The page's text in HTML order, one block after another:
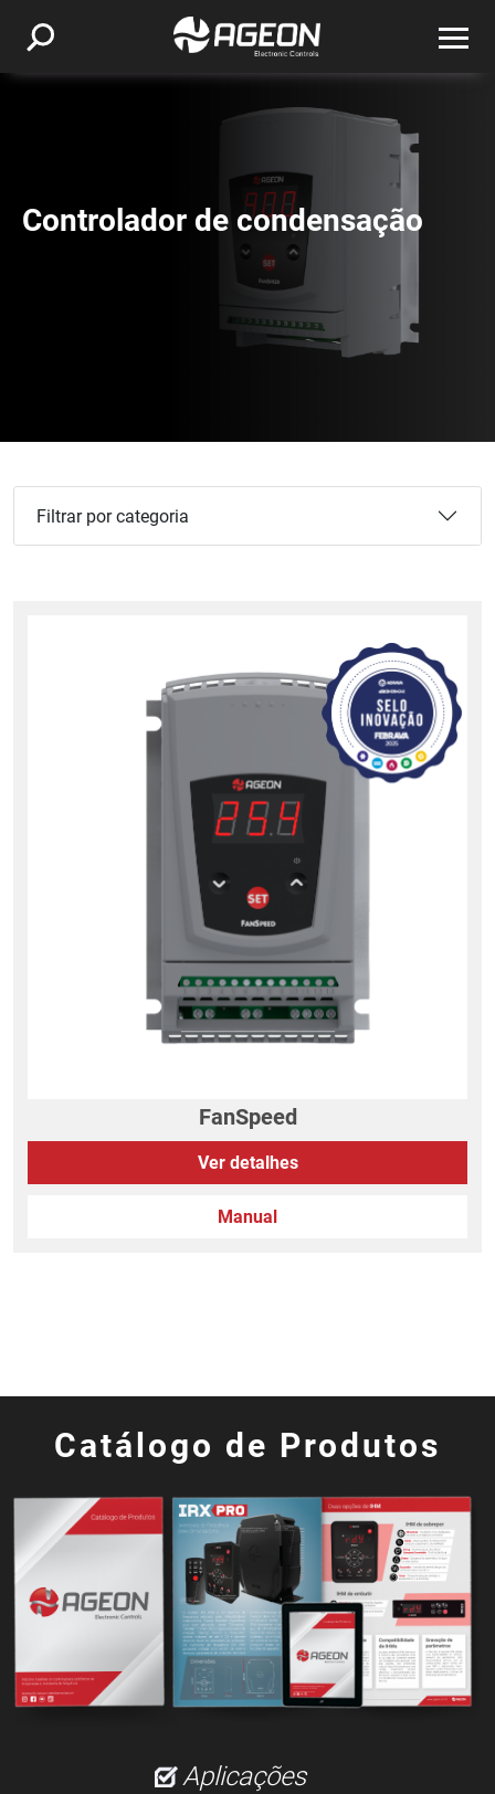
Controlador de condensação
Filtrar por categoria
FanSpeed
Ver detalhes
Manual
Catálogo de Produtos
Aplicações